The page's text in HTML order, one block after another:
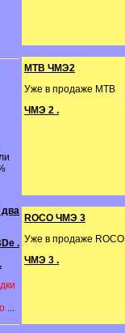
два
.
...
MTB ЧМЭ2
Уже в продаже MTB
ЧМЭ 2 .
ROCO ЧМЭ 3
Уже в продаже ROCO
ЧМЭ 3 .